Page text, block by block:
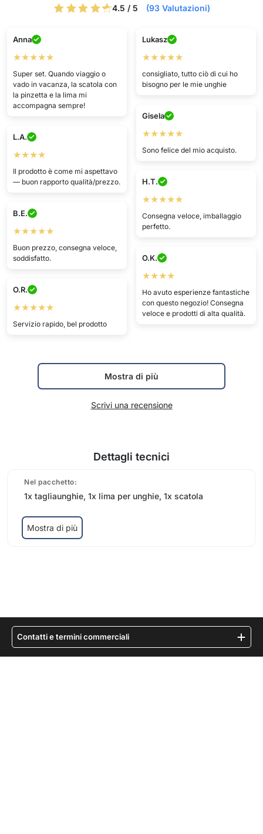
4.5 / 5 (93 Valutazioni)
Anna
★★★★★
Super set. Quando viaggio o
vado in vacanza, la scatola con
la pinzetta e la lima mi
accompagna sempre!
Lukasz
★★★★★
consigliato, tutto ciò di cui ho
bisogno per le mie unghie
Gisela
★★★★★
Sono felice del mio acquisto.
L.A.
★★★★
Il prodotto è come mi aspettavo
— buon rapporto qualità/prezzo.
H.T.
★★★★★
Consegna veloce, imballaggio
perfetto.
B.E.
★★★★★
Buon prezzo, consegna veloce,
soddisfatto.
O.K.
★★★★
Ho avuto esperienze fantastiche
con questo negozio! Consegna
veloce e prodotti di alta qualità.
O.R.
★★★★★
Servizio rapido, bel prodotto
Mostra di più
Scrivi una recensione
Dettagli tecnici
Nel pacchetto:
1x tagliaunghie, 1x lima per unghie, 1x scatola
Mostra di più
Contatti e termini commerciali